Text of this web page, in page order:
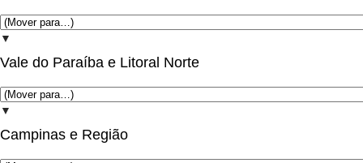
▼
Vale do Paraíba e Litoral Norte
▼
Campinas e Região